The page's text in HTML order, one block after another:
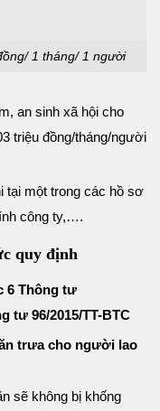
1 tháng/ 1 người
an sinh xã hội cho
triệu đồng/tháng/người
một trong các hồ sơ
công ty,….
quy định
6 Thông tư
tư 96/2015/TT-BTC
trưa cho người lao
sẽ không bị khống